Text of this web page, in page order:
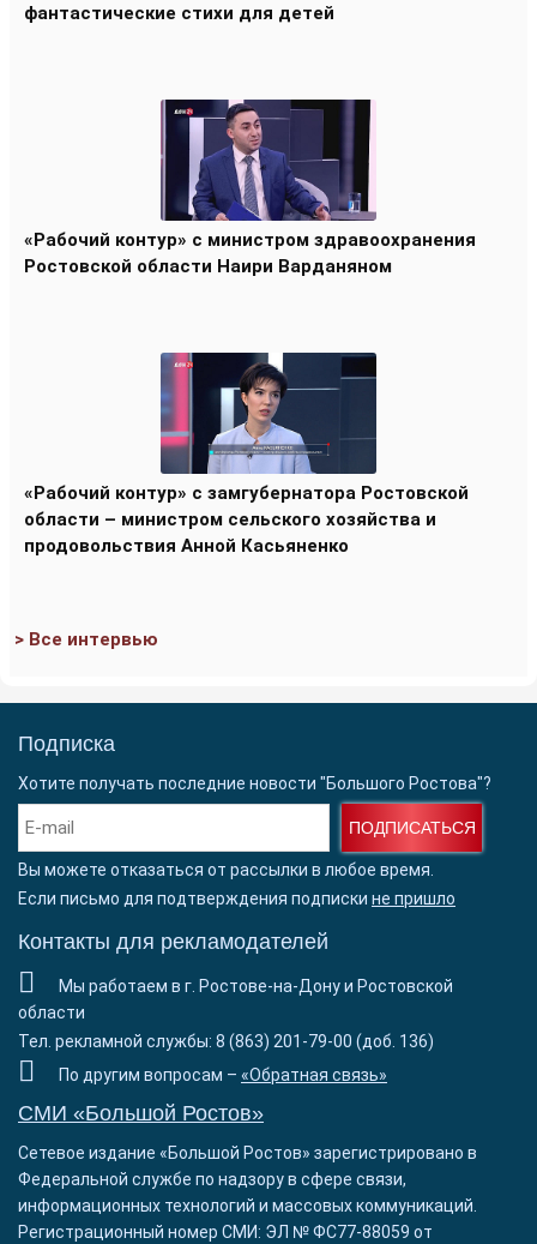
фантастические стихи для детей
«Рабочий контур» с министром здравоохранения
Ростовской области Наири Варданяном
«Рабочий контур» с замгубернатора Ростовской
области – министром сельского хозяйства и
продовольствия Анной Касьяненко
> Все интервью
Подписка
Хотите получать последние новости "Большого Ростова"?
ПОДПИСАТЬСЯ
Вы можете отказаться от рассылки в любое время.
Если письмо для подтверждения подписки не пришло
Контакты для рекламодателей
Мы работаем в г. Ростове-на-Дону и Ростовской
области
Тел. рекламной службы: 8 (863) 201-79-00 (доб. 136)
По другим вопросам – «Обратная связь»
СМИ «Большой Ростов»
Сетевое издание «Большой Ростов» зарегистрировано в
Федеральной службе по надзору в сфере связи,
информационных технологий и массовых коммуникаций.
Регистрационный номер СМИ: ЭЛ № ФС77-88059 от